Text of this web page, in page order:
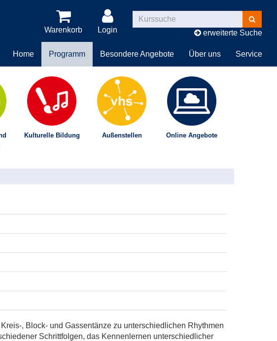
Warenkorb Login
Kurse
suchen
erweiterte Suche
Home Programm Besondere Angebote Über uns Service
Kulturelle Bildung Außenstellen Online Angebote
, Block- und Gassentänze zu unterschiedlichen Rhythmen
Schrittfolgen, das Kennenlernen unterschiedlicher